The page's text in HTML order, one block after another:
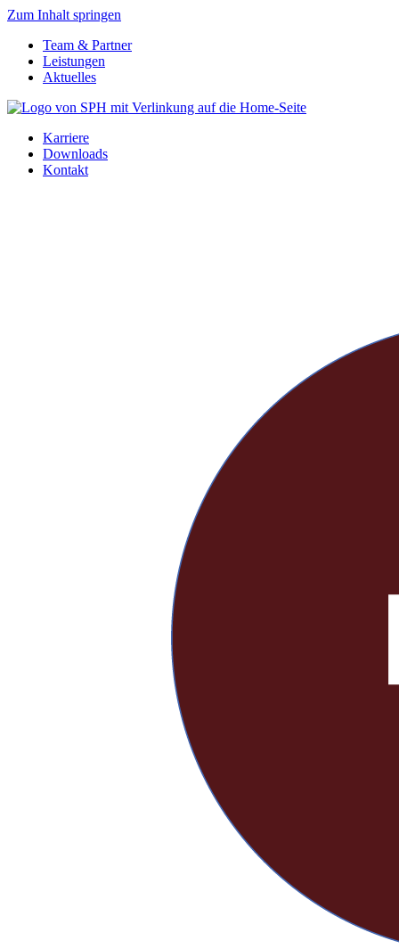
Zum Inhalt springen
Team & Partner
Leistungen
Aktuelles
Karriere
Downloads
Kontakt